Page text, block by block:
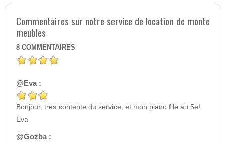
Commentaires sur notre service de location de monte
meubles
8 COMMENTAIRES
@Eva :
Bonjour, tres contente du service, et mon piano file au 5e!
Eva
@Gozba :